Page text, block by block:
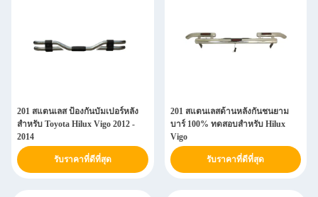
201 สแตนเลส ป้องกันบัมเปอร์หลัง
สําหรับ Toyota Hilux Vigo 2012 -
2014
รับราคาที่ดีที่สุด
201 สแตนเลสด้านหลังกันชนยาม
บาร์ 100% ทดสอบสำหรับ Hilux
Vigo
รับราคาที่ดีที่สุด